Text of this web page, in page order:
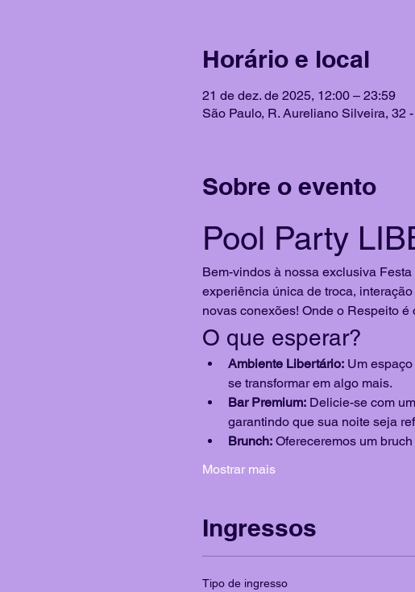
Horário e local
21 de dez. de 2025, 12:00 – 23:59
São Paulo, R. Aureliano Silveira, 32
Sobre o evento
Pool Party
Bem-vindos à nossa exclusiva
experiência única de troca,
novas conexões! Onde o Respeito
O que esperar?
Ambiente Libertário: Um espaço
se transformar em algo mais.
Bar Premium: Delicie-se com
garantindo que sua noite seja
Brunch: Ofereceremos um
Mostrar mais
Ingressos
Tipo de ingresso